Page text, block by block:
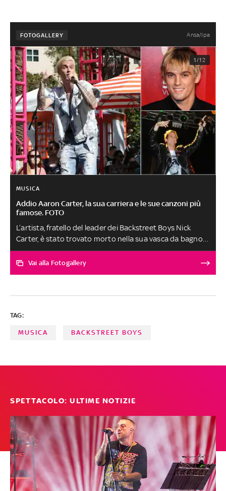
FOTOGALLERY Ansa/Ipa
1/12
MUSICA
Addio Aaron Carter, la sua carriera e le sue canzoni più
famose. FOTO
L’artista, fratello del leader dei Backstreet Boys Nick
Carter, è stato trovato morto nella sua vasca da bagno.
Aveva 34 anni. Iniziò a esibirsi all'età di sette anni,
pubblicando il suo album di debutto quando ne aveva
discografico in studio è uscito nel 2018. Ecco le tappe
Vai alla Fotogallery
TAG:
MUSICA BACKSTREET BOYS
SPETTACOLO: ULTIME NOTIZIE